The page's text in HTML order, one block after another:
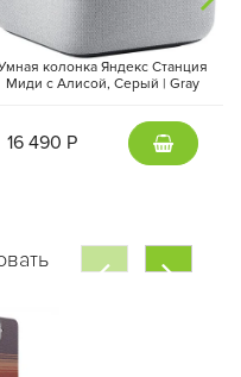
колонка Яндекс Станция
Миди с Алисой, Cерый | Gray
16 490 Р